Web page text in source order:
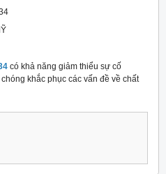
có khả năng giảm thiểu sự cố
khắc phục các vấn đề về chất